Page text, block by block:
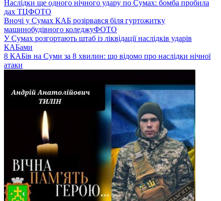
Наслідки ще одного нічного удару по Сумах: бомба пробила
дах ТЦФОТО
Вночі у Сумах КАБ розірвався біля гуртожитку
машинобудівного коледжуФОТО
У Сумах розгортають штаб із ліквідації наслідків ударів
КАБами
8 КАБів на Суми за 8 хвилин: що відомо про наслідки нічної
атаки